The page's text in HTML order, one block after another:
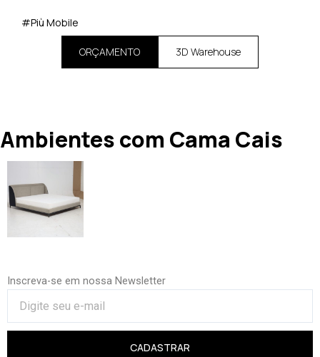
#Più Mobile
ORÇAMENTO 3D Warehouse
Ambientes com Cama Cais
Inscreva-se em nossa Newsletter
CADASTRAR